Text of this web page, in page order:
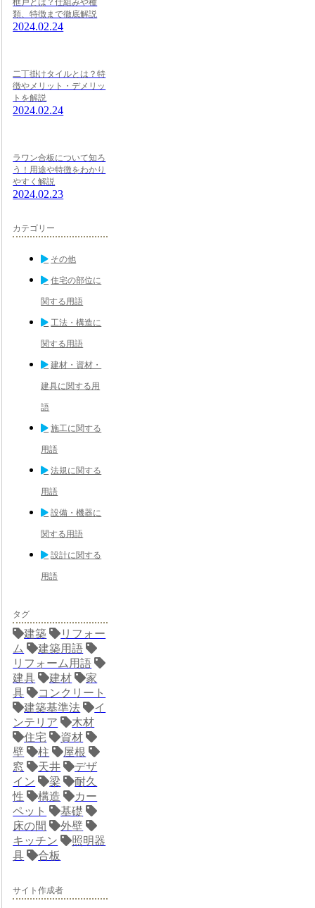
框戸とは？仕組みや種
類、特徴まで徹底解説
2024.02.24
二丁掛けタイルとは？特
徴やメリット・デメリッ
トを解説
2024.02.24
ラワン合板について知ろ
う！用途や特徴をわかり
やすく解説
2024.02.23
カテゴリー
その他
住宅の部位に
関する用語
工法・構造に
関する用語
建材・資材・
建具に関する用
語
施工に関する
用語
法規に関する
用語
設備・機器に
関する用語
設計に関する
用語
タグ
建築
リフォー
ム
建築用語
リフォーム用語
建具
建材
家
具
コンクリート
建築基準法
イ
ンテリア
木材
住宅
資材
壁
柱
屋根
窓
天井
デザ
イン
梁
耐久
性
構造
カー
ペット
基礎
床の間
外壁
キッチン
照明器
具
合板
サイト作成者